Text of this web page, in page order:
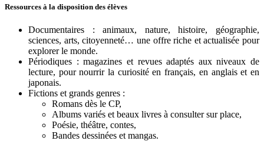
Ressources à la disposition des élèves
Documentaires : animaux, nature, histoire, géographie,
sciences, arts, citoyenneté… une offre riche et actualisée pour
explorer le monde.
Périodiques : magazines et revues adaptés aux niveaux de
lecture, pour nourrir la curiosité en français, en anglais et en
japonais.
Fictions et grands genres :
Romans dès le CP,
Albums variés et beaux livres à consulter sur place,
Poésie, théâtre, contes,
Bandes dessinées et mangas.